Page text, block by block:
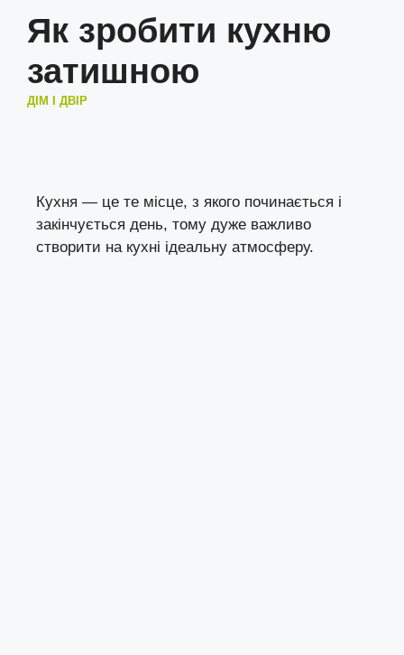
Як зробити кухню
затишною
ДІМ І ДВІР
Кухня — це те місце, з якого починається і
закінчується день, тому дуже важливо
створити на кухні ідеальну атмосферу.